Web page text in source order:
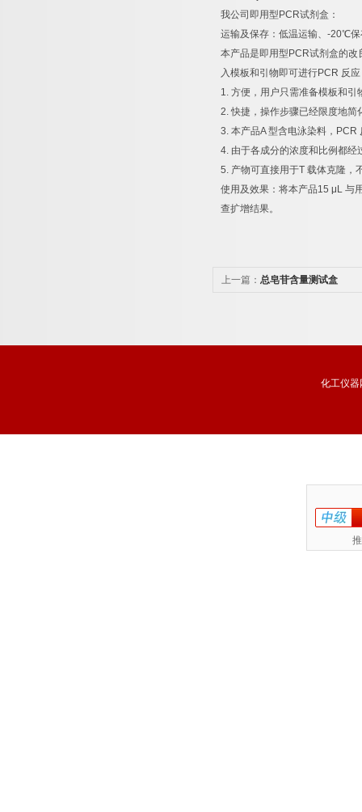
我公司即用型 PCR试剂盒：
运输及保存：低温运输、 -20℃
本产品是即用型 PCR试剂盒的改
入模板和引物即可进行PCR 反
1. 方便，用户只需准备模板和引
2.快捷，操作步骤已经限度地简
3. 本产品A型含电泳染料， PCR
4. 由于各成分的浓度和比例都
5. 产物可直接用于T 载体克隆，
使用及效果：将本产品15 μL 与
查扩增结果。
上一篇： 总皂苷含量测试盒
化工仪器